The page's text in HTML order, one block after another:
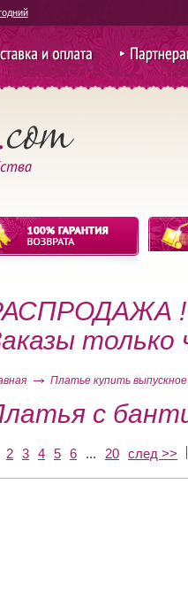
и оплата
Партнерам
для покупки
оптом
!
только
Платье купить
с
2 3 4 5 6 ... 20 след >>
женский S